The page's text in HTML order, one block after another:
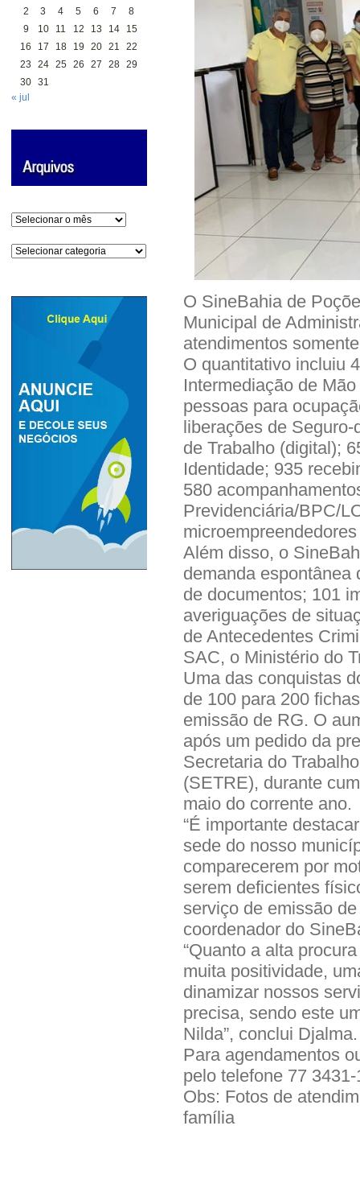
2
3 4 5 6 7
8
9
10 11 12 13 14
15
16
17 18 19 20 21
22
23
24 25 26 27 28 29
30 31
« jul
Arquivos
Categorias
O SineBahia de
Municipal de
atendimentos
O quantitativo incluiu
Intermediação de
pessoas para
liberações de
de Trabalho (digital);
Identidade; 935
580
Previdenciária/BPC/
Além disso, o
demanda espontânea
de documentos; 101
averiguações de
de Antecedentes
SAC, o Ministério do
Uma das conquistas
de 100 para 200
emissão de RG. O
após um pedido da
Secretaria do
(SETRE), durante
maio do corrente ano.
“É importante
sede do nosso
comparecerem por
serem deficientes
serviço de emissão
coordenador do
“Quanto a alta
muita positividade,
dinamizar nossos
precisa, sendo este
Nilda”, conclui Djalma.
Para agendamentos
pelo telefone 77
Obs: Fotos de
família